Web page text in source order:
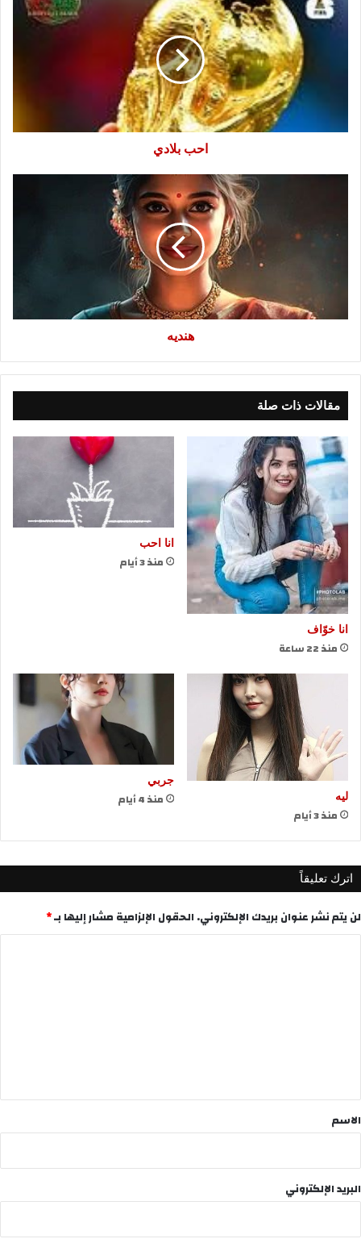
بلادي
احب بلادي
هنديه
مقالات ذات صلة
انا خوّاف
منذ 22 ساعة
انا احب
منذ 3 أيام
ليه
منذ 3 أيام
جربي
منذ 4 أيام
اترك تعليقاً
لن يتم نشر عنوان بريدك الإلكتروني. الحقول الإلزامية مشار إليها بـ*
*
الاسم
البريد الإلكتروني